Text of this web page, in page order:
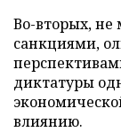
Во-вторых,
санкциями,
диктатуры
влиянию.